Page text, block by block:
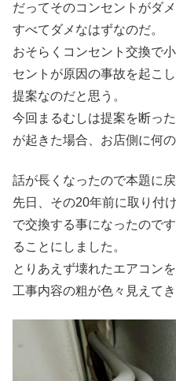
だってそのコンセントがダ
すべてダメなはずなのだ。
おそらくコンセント交換で
セントが原因の事故を起こ
提案なのだと思う。
今回まるむしは提案を断っ
が起きた場合、お店側に何
話が長くなったので本題に戻
先日、その20年前に取り付
で交換する事になったので
ることにしました。
とりあえず壊れたエアコン
工事内容の粗が色々見えてき